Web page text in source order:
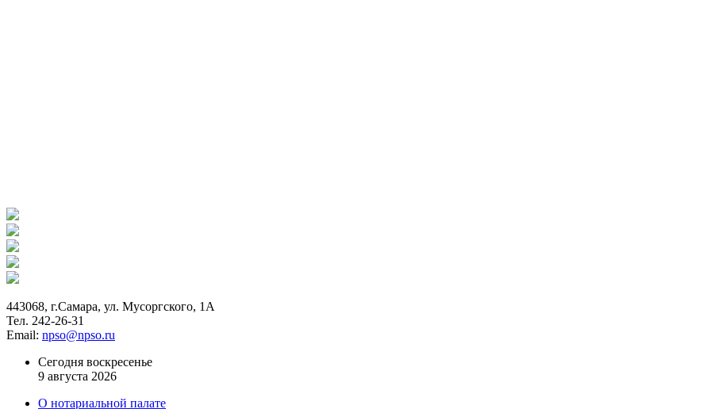
443068, г.Самара, ул. Мусоргского, 1А
Тел. 242-26-31
Email: npso@npso.ru
Сегодня воскресенье
9 августа 2026
О нотариальной палате